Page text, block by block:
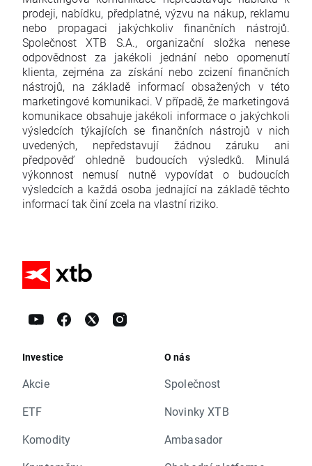
prodeji, nabídku, předplatné, výzvu na nákup, reklamu
nebo propagaci jakýchkoliv finančních nástrojů.
Společnost XTB S.A., organizační složka nenese
odpovědnost za jakékoli jednání nebo opomenutí
klienta, zejména za získání nebo zcizení finančních
nástrojů, na základě informací obsažených v této
marketingové komunikaci. V případě, že marketingová
komunikace obsahuje jakékoli informace o jakýchkoli
výsledcích týkajících se finančních nástrojů v nich
uvedených, nepředstavují žádnou záruku ani
předpověď ohledně budoucích výsledků. Minulá
výkonnost nemusí nutně vypovídat o budoucích
výsledcích a každá osoba jednající na základě těchto
informací tak činí zcela na vlastní riziko.
Investice
Akcie
ETF
Komodity
O nás
Společnost
Novinky XTB
Ambasador